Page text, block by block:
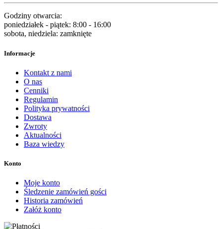
Godziny otwarcia:
poniedziałek - piątek: 8:00 - 16:00
sobota, niedziela: zamknięte
Informacje
Kontakt z nami
O nas
Cenniki
Regulamin
Polityka prywatności
Dostawa
Zwroty
Aktualności
Baza wiedzy
Konto
Moje konto
Śledzenie zamówień gości
Historia zamówień
Załóż konto